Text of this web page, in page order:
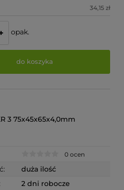
34,15 zł
opak.
do koszyka
3 75x45x65x4,0mm
0 ocen
duża ilość
2 dni robocze